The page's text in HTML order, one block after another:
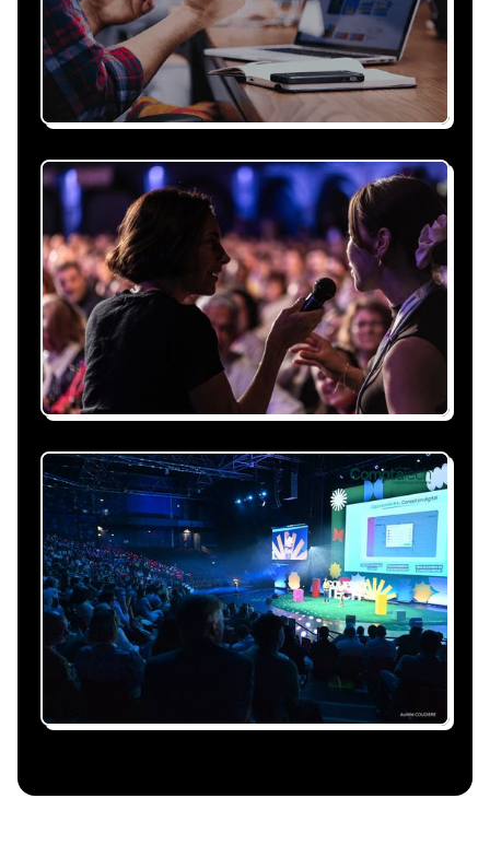
Recevez une proposition
sous 24h
Expliquez-nous vos besoins, on vous répond
sous 24h avec une proposition
personnalisée, claire et adaptée à votre
événement et à vos contraintes.
Nous nous occupons de
tout
Gestion du planning, échanges avec le
conférencier, coordination logistique : vous
êtes accompagné à chaque étape, sans perte
de temps ni complication.
Le conférencier vient à